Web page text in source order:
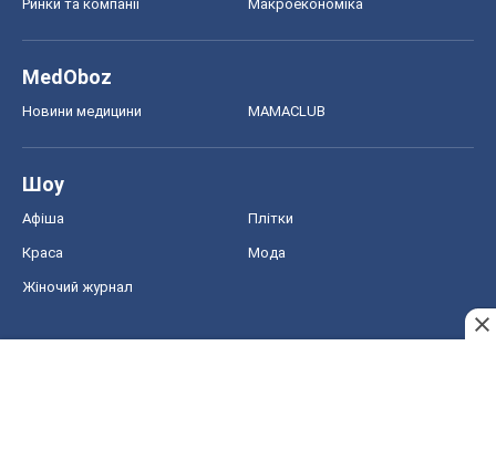
Ринки та компанії Макроекономіка
MedOboz
Новини медицини MAMACLUB
Шоу
Афіша Плітки
Краса Мода
Жіночий журнал